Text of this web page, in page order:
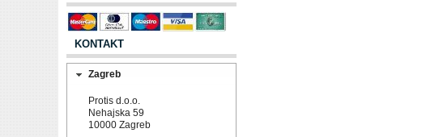
KONTAKT
Zagreb
Protis d.o.o.
Nehajska 59
10000 Zagreb